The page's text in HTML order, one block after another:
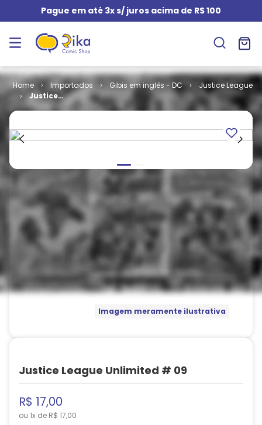
Pague em até 3x s/ juros acima de R$ 100
Importados Gibis em inglês - DC
Justice League
Justice
League
09
Imagem meramente ilustrativa
Justice League Unlimited # 09
R$ 17,00
ou 1x de R$ 17,00